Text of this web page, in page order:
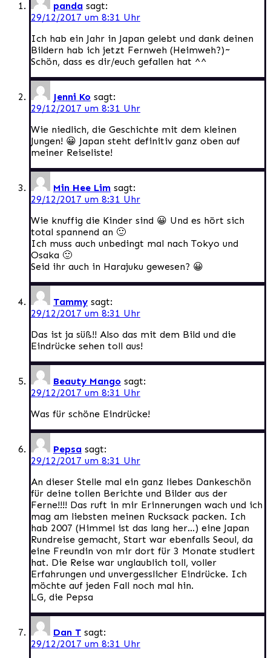
panda sagt:
29/12/2017 um 8:31 Uhr
Ich hab ein Jahr in Japan gelebt und dank deinen
Bildern hab ich jetzt Fernweh (Heimweh?)~
Schön, dass es dir/euch gefallen hat ^^
Jenni Ko sagt:
29/12/2017 um 8:31 Uhr
Wie niedlich, die Geschichte mit dem kleinen
Jungen! 😀 Japan steht definitiv ganz oben auf
meiner Reiseliste!
Min Hee Lim sagt:
29/12/2017 um 8:31 Uhr
Wie knuffig die Kinder sind 😀 Und es hört sich
total spannend an 🙂
Ich muss auch unbedingt mal nach Tokyo und
Osaka 🙂
Seid ihr auch in Harajuku gewesen? 😀
Tammy sagt:
29/12/2017 um 8:31 Uhr
Das ist ja süß!! Also das mit dem Bild und die
Eindrücke sehen toll aus!
Beauty Mango sagt:
29/12/2017 um 8:31 Uhr
Was für schöne Eindrücke!
Pepsa sagt:
29/12/2017 um 8:31 Uhr
An dieser Stelle mal ein ganz liebes Dankeschön
für deine tollen Berichte und Bilder aus der
Ferne!!!! Das ruft in mir Erinnerungen wach und ich
mag am liebsten meinen Rucksack packen. Ich
hab 2007 (Himmel ist das lang her…) eine Japan
Rundreise gemacht, Start war ebenfalls Seoul, da
eine Freundin von mir dort für 3 Monate studiert
hat. Die Reise war unglaublich toll, voller
Erfahrungen und unvergesslicher Eindrücke. Ich
möchte auf jeden Fall noch mal hin.
LG, die Pepsa
Dan T sagt:
29/12/2017 um 8:31 Uhr